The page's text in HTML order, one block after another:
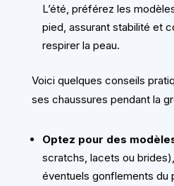
L’été, préférez les
pied, assurant stabilité et
respirer la peau.
Voici quelques conseils
ses chaussures pendant la
Optez pour des
scratchs, lacets ou
éventuels gonflements du